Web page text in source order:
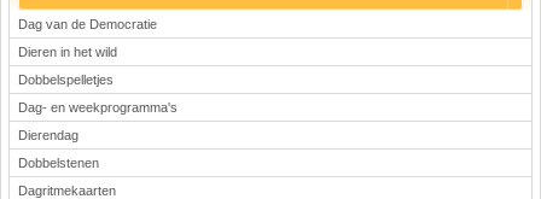
Dag van de Democratie
Dieren in het wild
Dobbelspelletjes
Dag- en weekprogramma's
Dierendag
Dobbelstenen
Dagritmekaarten